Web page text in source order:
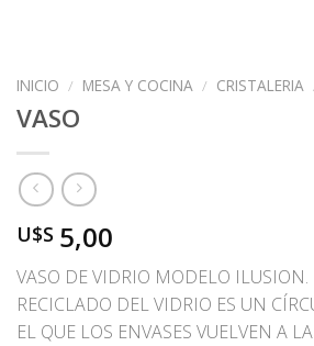
INICIO / MESA Y COCINA / CRISTALERIA
VASO
U$S 5,00
VASO DE VIDRIO MODELO
RECICLADO DEL VIDRIO ES UN
EL QUE LOS ENVASES VUELVEN A